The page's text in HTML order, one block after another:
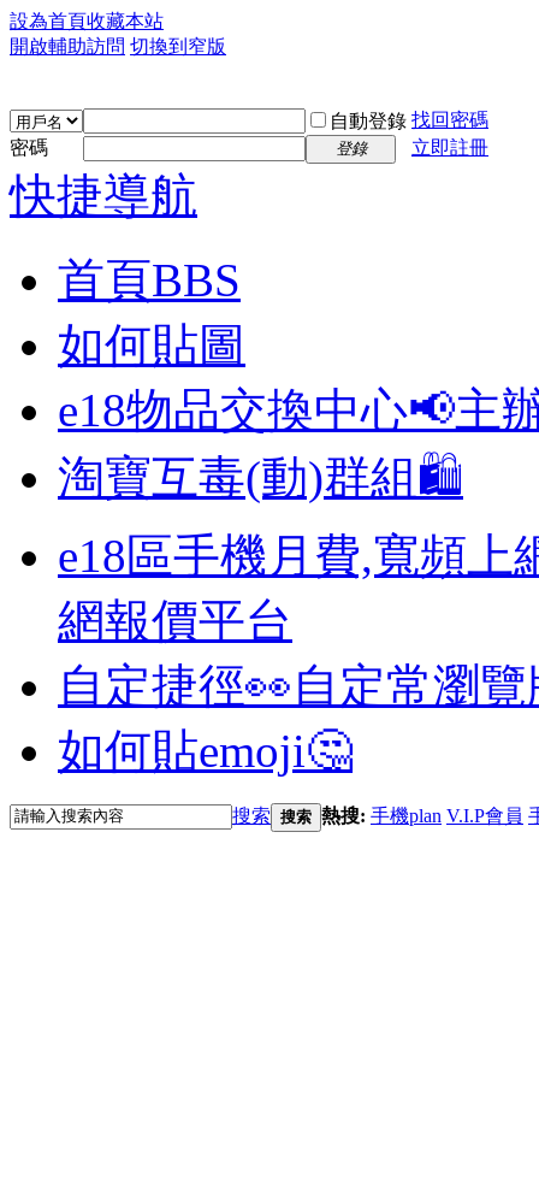
設為首頁收藏本站
開啟輔助訪問 切換到窄版
自動登錄 找回密碼
密碼
登錄 立即註冊
快捷導航
首頁BBS
如何貼圖
e18物品交換中心📢主
淘寶互毒(動)群組🛍️
e18區手機月費,寬頻上
網報價平台
自定捷徑👀自定常瀏
如何貼emoji🤔
搜索 搜索 熱搜: 手機plan V.I.P會員